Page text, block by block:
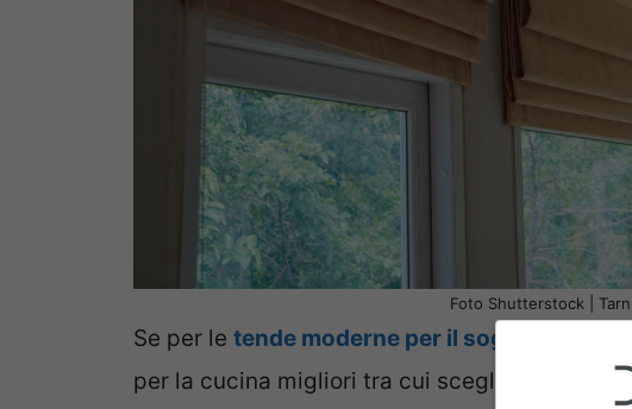
Foto Shutterstock |
Se per le tende moderne per il soggiorno
per la cucina migliori tra cui scegliere sono